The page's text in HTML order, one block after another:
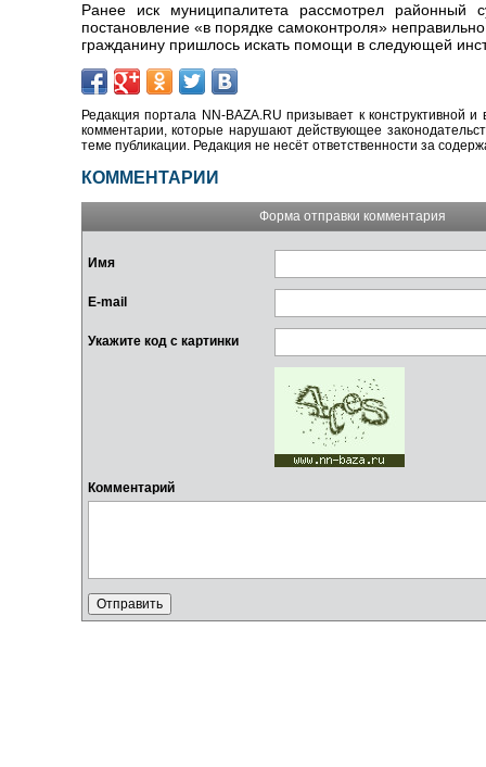
Ранее иск муниципалитета рассмотрел районный
постановление «в порядке самоконтроля»
гражданину пришлось искать помощи в следующей
Редакция портала NN-BAZA.RU призывает к конструктивной
комментарии, которые нарушают действующее
теме публикации. Редакция не несёт ответственности за
КОММЕНТАРИИ
Форма отправки комментария
Имя
E-mail
Укажите код с картинки
Комментарий